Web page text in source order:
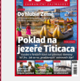
Pro základní
(tzv. cookies
uložením